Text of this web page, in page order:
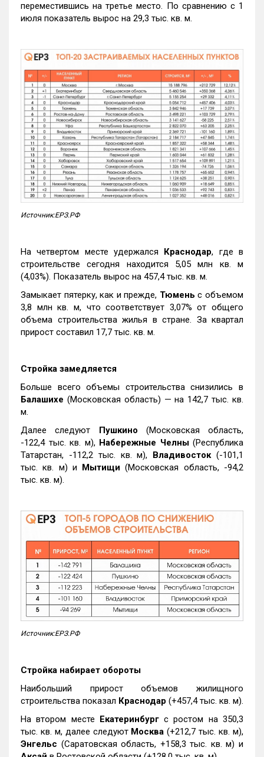
переместившись на третье место. По сравнению с 1
июля показатель вырос на 29,3 тыс. кв. м.
Источник:ЕРЗ.РФ
На четвертом месте удержался Краснодар, где в
строительстве сегодня находится 5,05 млн кв. м
(4,03%). Показатель вырос на 457,4 тыс. кв. м.
Замыкает пятерку, как и прежде, Тюмень с объемом
3,8 млн кв. м, что соответствует 3,07% от общего
объема строительства жилья в стране. За квартал
прирост составил 17,7 тыс. кв. м.
Стройка замедляется
Больше всего объемы строительства снизились в
Балашихе (Московская область) — на 142,7 тыс. кв.
м.
Далее следуют Пушкино (Московская область,
-122,4 тыс. кв. м), Набережные Челны(Республика
Татарстан, -112,2 тыс. кв. м), Владивосток(-101,1
тыс. кв. м) и Мытищи (Московская область, -94,2
тыс. кв. м).
Источник:ЕРЗ.РФ
Стройка набирает обороты
Наибольший прирост объемов жилищного
строительства показал Краснодар (+457,4 тыс. кв. м).
На втором месте Екатеринбургс ростом на 350,3
тыс. кв. м, далее следуют Москва (+212,7 тыс. кв. м),
Энгельс (Саратовская область, +158,3 тыс. кв. м) и